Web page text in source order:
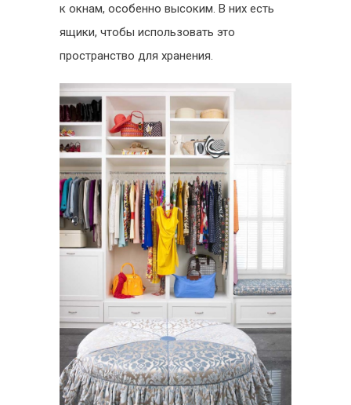
к окнам, особенно высоким. В них есть
ящики, чтобы использовать это
пространство для хранения.